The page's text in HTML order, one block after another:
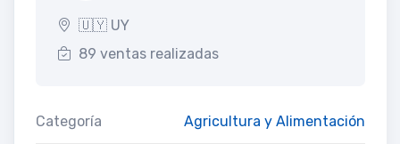
🇺🇾 UY
89 ventas realizadas
Categoría Agricultura y Alimentación